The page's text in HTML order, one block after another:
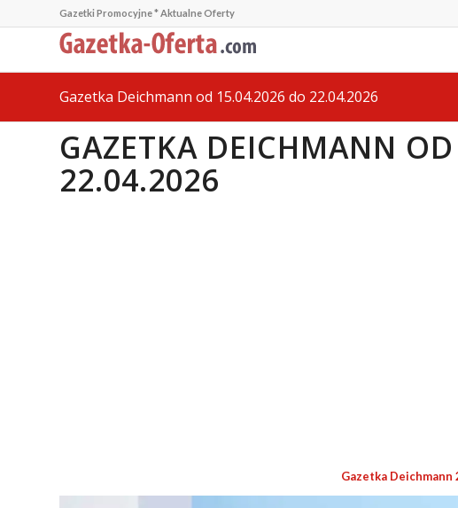
Gazetki Promocyjne * Aktualne Oferty
Gazetka Deichmann od 15.04.2026 do 22.04.2026
GAZETKA DEICHMANN
22.04.2026
Gazetka Deichmann